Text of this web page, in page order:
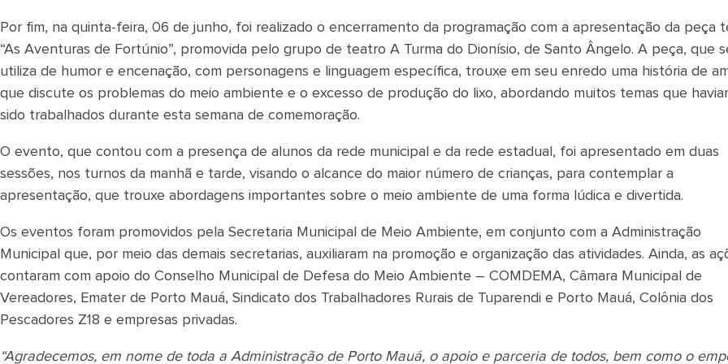
Por fim, na quinta-feira, 06 de junho, foi realizado o encerramento da programação com a apresentação da peça
“As Aventuras de Fortúnio”, promovida pelo grupo de teatro A Turma do Dionísio, de Santo Ângelo. A peça, que
utiliza de humor e encenação, com personagens e linguagem específica, trouxe em seu enredo uma história de
que discute os problemas do meio ambiente e o excesso de produção do lixo, abordando muitos temas que
sido trabalhados durante esta semana de comemoração.
O evento, que contou com a presença de alunos da rede municipal e da rede estadual, foi apresentado em duas
sessões, nos turnos da manhã e tarde, visando o alcance do maior número de crianças, para contemplar a
apresentação, que trouxe abordagens importantes sobre o meio ambiente de uma forma lúdica e divertida.
Os eventos foram promovidos pela Secretaria Municipal de Meio Ambiente, em conjunto com a Administração
Municipal que, por meio das demais secretarias, auxiliaram na promoção e organização das atividades. Ainda, as
contaram com apoio do Conselho Municipal de Defesa do Meio Ambiente – COMDEMA, Câmara Municipal de
Vereadores, Emater de Porto Mauá, Sindicato dos Trabalhadores Rurais de Tuparendi e Porto Mauá, Colônia dos
Pescadores Z18 e empresas privadas.
“Agradecemos, em nome de toda a Administração de Porto Mauá, o apoio e parceria de todos, bem como o